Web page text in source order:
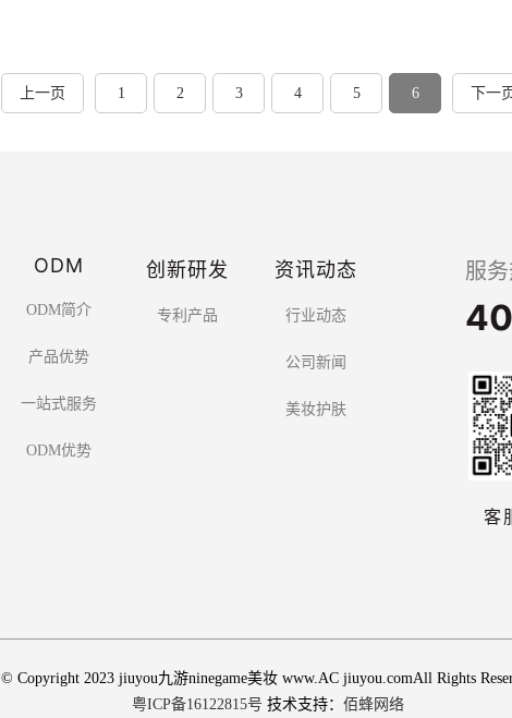
上一页 1 2 3 4 5 6 下一
ODM
ODM简介
产品优势
一站式服务
ODM优势
创新研发
专利产品
资讯动态
行业动态
公司新闻
美妆护肤
服
客
© Copyright 2023 jiuyou九游ninegame美妆 www.AC jiuyou.comAll Rights
粤ICP备16122815号 技术支持： 佰蜂网络